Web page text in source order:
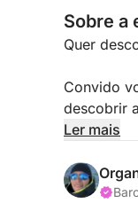
Sobre a
Quer
Convido
descobrir
Ler mais